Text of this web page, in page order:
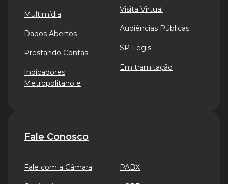
Multimídia
Dados Abertos
Prestando Contas
Indicadores
Metropolitano e
Visita Virtual
Audiências Públicas
SP Legis
Em tramitação
Fale Conosco
Fale com a Câmara PABX